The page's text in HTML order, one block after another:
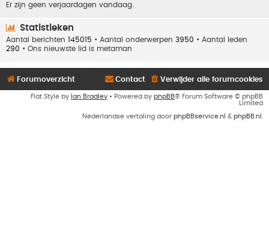
Er zijn geen verjaardagen vandaag.
Statistieken
Aantal berichten 145015 • Aantal onderwerpen 3950 • Aantal leden
290 • Ons nieuwste lid is metaman
Forumoverzicht Verwijder alle forumcookies
Contact
Flat Style by Ian Bradley • Powered by phpBB® Forum Software © phpBB
Limited
Nederlandse vertaling door phpBBservice.nl & phpBB.nl